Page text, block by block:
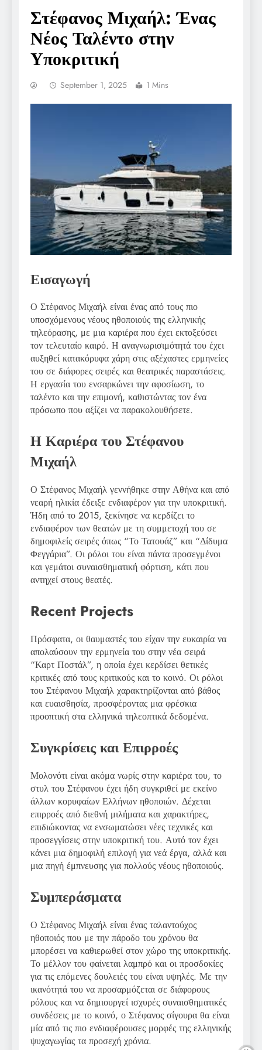
Στέφανος Μιχαήλ: Ένας
Νέος Ταλέντο στην
Υποκριτική
September 1, 2025 1 Mins
Εισαγωγή
Ο Στέφανος Μιχαήλ είναι ένας από τους πιο
υποσχόμενους νέους ηθοποιούς της ελληνικής
τηλεόρασης, με μια καριέρα που έχει εκτοξεύσει
τον τελευταίο καιρό. Η αναγνωρισιμότητά του έχει
αυξηθεί κατακόρυφα χάρη στις αξέχαστες ερμηνείες
του σε διάφορες σειρές και θεατρικές παραστάσεις.
Η εργασία του ενσαρκώνει την αφοσίωση, το
ταλέντο και την επιμονή, καθιστώντας τον ένα
πρόσωπο που αξίζει να παρακολουθήσετε.
Η Καριέρα του Στέφανου
Μιχαήλ
Ο Στέφανος Μιχαήλ γεννήθηκε στην Αθήνα και από
νεαρή ηλικία έδειξε ενδιαφέρον για την υποκριτική.
Ήδη από το 2015, ξεκίνησε να κερδίζει το
ενδιαφέρον των θεατών με τη συμμετοχή του σε
δημοφιλείς σειρές όπως “Το Τατουάζ” και “Δίδυμα
Φεγγάρια”. Οι ρόλοι του είναι πάντα προσεγμένοι
και γεμάτοι συναισθηματική φόρτιση, κάτι που
αντηχεί στους θεατές.
Recent Projects
Πρόσφατα, οι θαυμαστές του είχαν την ευκαιρία να
απολαύσουν την ερμηνεία του στην νέα σειρά
“Καρτ Ποστάλ”, η οποία έχει κερδίσει θετικές
κριτικές από τους κριτικούς και το κοινό. Οι ρόλοι
του Στέφανου Μιχαήλ χαρακτηρίζονται από βάθος
και ευαισθησία, προσφέροντας μια φρέσκια
προοπτική στα ελληνικά τηλεοπτικά δεδομένα.
Συγκρίσεις και Επιρροές
Μολονότι είναι ακόμα νωρίς στην καριέρα του, το
στυλ του Στέφανου έχει ήδη συγκριθεί με εκείνο
άλλων κορυφαίων Ελλήνων ηθοποιών. Δέχεται
επιρροές από διεθνή μιλήματα και χαρακτήρες,
επιδιώκοντας να ενσωματώσει νέες τεχνικές και
προσεγγίσεις στην υποκριτική του. Αυτό τον έχει
κάνει μια δημοφιλή επιλογή για νεά έργα, αλλά και
μια πηγή έμπνευσης για πολλούς νέους ηθοποιούς.
Συμπεράσματα
Ο Στέφανος Μιχαήλ είναι ένας ταλαντούχος
ηθοποιός που με την πάροδο του χρόνου θα
μπορέσει να καθιερωθεί στον χώρο της υποκριτικής.
Το μέλλον του φαίνεται λαμπρό και οι προσδοκίες
για τις επόμενες δουλειές του είναι υψηλές. Με την
ικανότητά του να προσαρμόζεται σε διάφορους
ρόλους και να δημιουργεί ισχυρές συναισθηματικές
συνδέσεις με το κοινό, ο Στέφανος σίγουρα θα είναι
μία από τις πιο ενδιαφέρουσες μορφές της ελληνικής
ψυχαγωγίας τα προσεχή χρόνια.